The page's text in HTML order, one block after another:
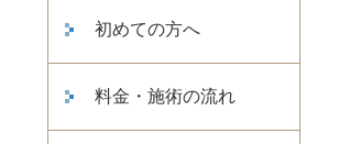
初めての方へ
料金・施術の流れ